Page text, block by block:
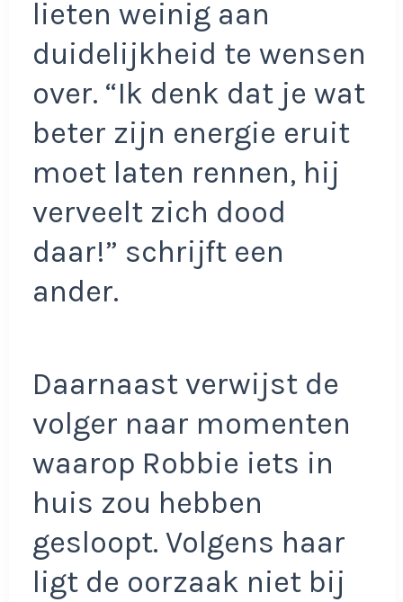
lieten weinig aan
duidelijkheid te wensen
over. “Ik denk dat je wat
beter zijn energie eruit
moet laten rennen, hij
verveelt zich dood
daar!” schrijft een
ander.
Daarnaast verwijst de
volger naar momenten
waarop Robbie iets in
huis zou hebben
gesloopt. Volgens haar
ligt de oorzaak niet bij